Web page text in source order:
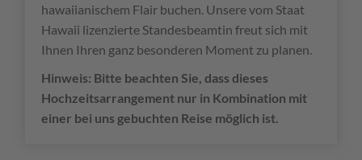
hawaiianischem Flair buchen. Unsere vom Staat
Hawaii lizenzierte Standesbeamtin freut sich mit
Ihnen Ihren ganz besonderen Moment zu planen.
Hinweis: Bitte beachten Sie, dass dieses
Hochzeitsarrangement nur in Kombination mit
einer bei uns gebuchten Reise möglich ist.